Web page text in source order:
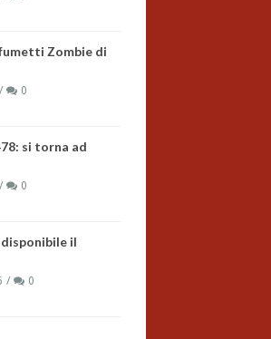
Zombie di
0
si torna ad
0
il
0